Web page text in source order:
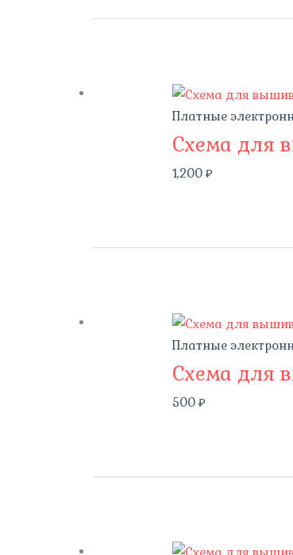
Платные
Схема для
1,200₽
Платные
Схема для
500₽